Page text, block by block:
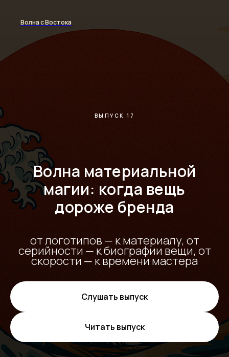
Волна с Востока
ВЫПУСК 17
Волна материальной
магии: когда вещь
дороже бренда
от логотипов — к материалу, от
серийности — к биографии вещи, от
скорости — к времени мастера
Слушать выпуск
Читать выпуск